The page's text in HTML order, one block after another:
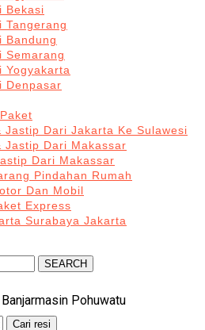
Bekasi
Tangerang
Bandung
Semarang
Yogyakarta
Denpasar
Jastip Dari Jakarta Ke Sulawesi
Jastip Dari Makassar
Dari Makassar
Pindahan Rumah
Dan Mobil
Express
Surabaya Jakarta
SEARCH
Pohuwatu